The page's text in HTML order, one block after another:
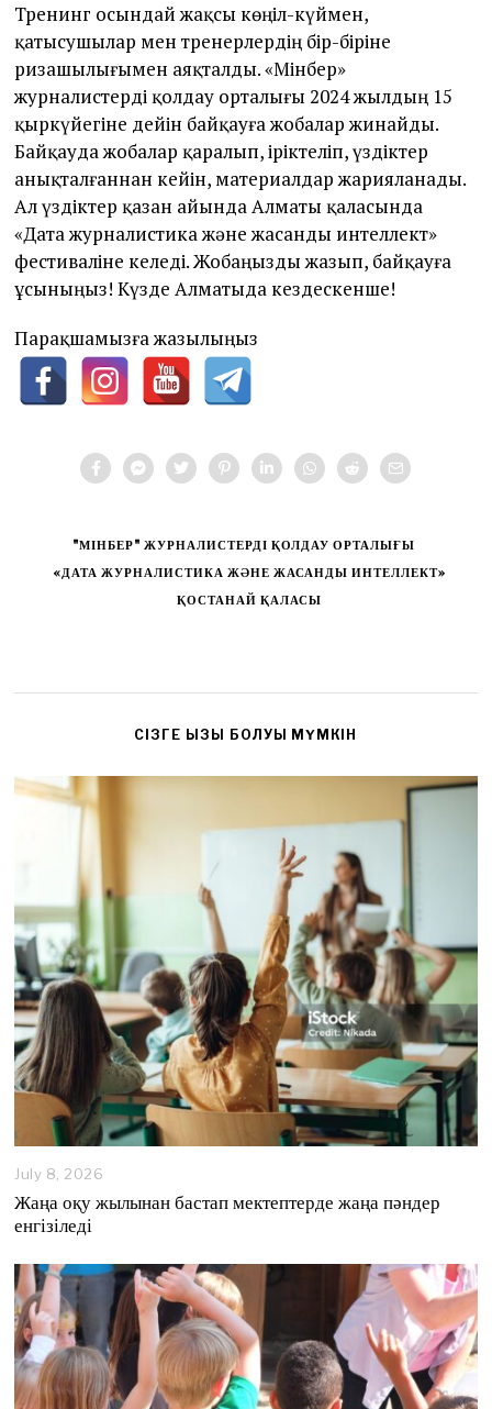
Тренинг осындай жақсы көңіл-күймен,
қатысушылар мен тренерлердің бір-біріне
ризашылығымен аяқталды. «Мінбер»
журналистерді қолдау орталығы 2024 жылдың 15
қыркүйегіне дейін байқауға жобалар жинайды.
Байқауда жобалар қаралып, іріктеліп, үздіктер
анықталғаннан кейін, материалдар жарияланады.
Ал үздіктер қазан айында Алматы қаласында
«Дата журналистика және жасанды интеллект»
фестиваліне келеді. Жобаңызды жазып, байқауға
ұсыныңыз! Күзде Алматыда кездескенше!
Парақшамызға жазылыңыз
"МІНБЕР" ЖУРНАЛИСТЕРДІ ҚОЛДАУ ОРТАЛЫҒЫ
«ДАТА ЖУРНАЛИСТИКА ЖӘНЕ ЖАСАНДЫ ИНТЕЛЛЕКТ»
ҚОСТАНАЙ ҚАЛАСЫ
CІЗГЕ ҚЫЗЫҚ БОЛУЫ МҮМКІН
July 8, 2026
l
,
0
2
6
Жаңа оқу жылынан бастап мектептерде жаңа пәндер
енгізіледі